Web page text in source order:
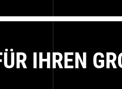
IHREN